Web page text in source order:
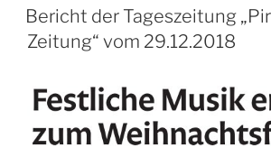
2.
Weihnachtsfeiertag“
AM
Bericht der Tageszeitung
Zeitung“ vom 29.12.2018